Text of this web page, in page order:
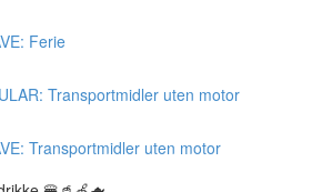
Ferie
Transportmidler uten motor
Transportmidler uten motor